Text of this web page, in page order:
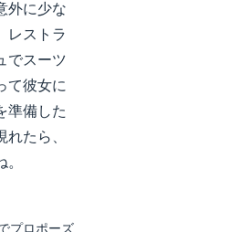
外に少な
レストラ
でスーツ
て彼女に
準備した
たら、
プロポーズ